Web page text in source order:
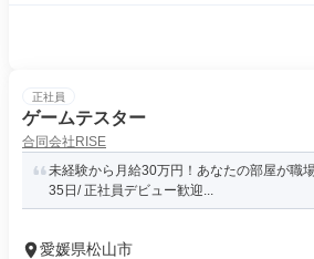
正社員
ゲームテスター
合同会社RISE
未経験から月給30万円！あなたの部屋が職
35日/ 正社員デビュー歓迎...
愛媛県松山市